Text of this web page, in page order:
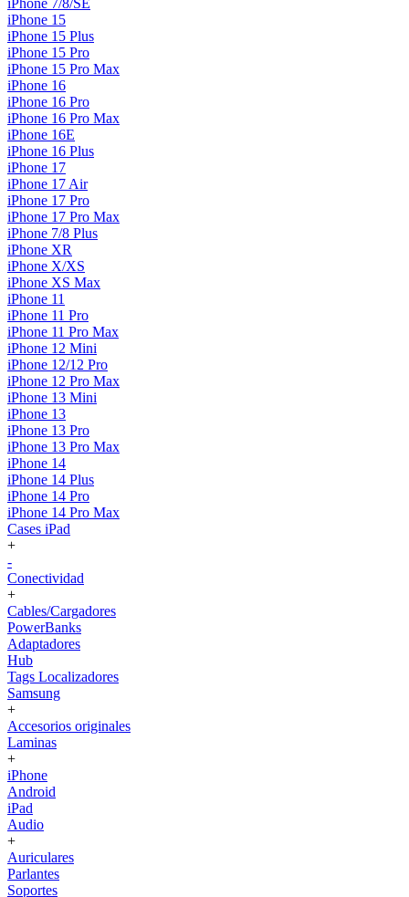
iPhone 7/8/SE
iPhone 15
iPhone 15 Plus
iPhone 15 Pro
iPhone 15 Pro Max
iPhone 16
iPhone 16 Pro
iPhone 16 Pro Max
iPhone 16E
iPhone 16 Plus
iPhone 17
iPhone 17 Air
iPhone 17 Pro
iPhone 17 Pro Max
iPhone 7/8 Plus
iPhone XR
iPhone X/XS
iPhone XS Max
iPhone 11
iPhone 11 Pro
iPhone 11 Pro Max
iPhone 12 Mini
iPhone 12/12 Pro
iPhone 12 Pro Max
iPhone 13 Mini
iPhone 13
iPhone 13 Pro
iPhone 13 Pro Max
iPhone 14
iPhone 14 Plus
iPhone 14 Pro
iPhone 14 Pro Max
Cases iPad
+
-
Conectividad
+
Cables/Cargadores
PowerBanks
Adaptadores
Hub
Tags Localizadores
Samsung
+
Accesorios originales
Laminas
+
iPhone
Android
iPad
Audio
+
Auriculares
Parlantes
Soportes